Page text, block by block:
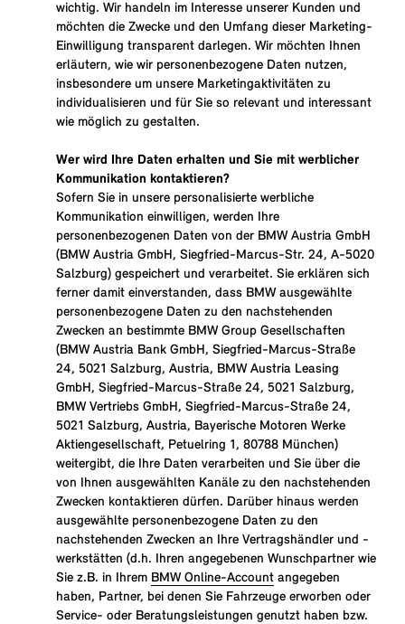
wichtig. Wir handeln im Interesse unserer Kunden und
möchten die Zwecke und den Umfang dieser Marketing-
Einwilligung transparent darlegen. Wir möchten Ihnen
erläutern, wie wir personenbezogene Daten nutzen,
insbesondere um unsere Marketingaktivitäten zu
individualisieren und für Sie so relevant und interessant
wie möglich zu gestalten.
Wer wird Ihre Daten erhalten und Sie mit werblicher
Kommunikation kontaktieren?
Sofern Sie in unsere personalisierte werbliche
Kommunikation einwilligen, werden Ihre
personenbezogenen Daten von der BMW Austria GmbH
(BMW Austria GmbH, Siegfried-Marcus-Str. 24, A-5020
Salzburg) gespeichert und verarbeitet. Sie erklären sich
ferner damit einverstanden, dass BMW ausgewählte
personenbezogene Daten zu den nachstehenden
Zwecken an bestimmte BMW Group Gesellschaften
(BMW Austria Bank GmbH, Siegfried-Marcus-Straße
24, 5021 Salzburg, Austria, BMW Austria Leasing
GmbH, Siegfried-Marcus-Straße 24, 5021 Salzburg,
BMW Vertriebs GmbH, Siegfried-Marcus-Straße 24,
5021 Salzburg, Austria, Bayerische Motoren Werke
Aktiengesellschaft, Petuelring 1, 80788 München)
weitergibt, die Ihre Daten verarbeiten und Sie über die
von Ihnen ausgewählten Kanäle zu den nachstehenden
Zwecken kontaktieren dürfen. Darüber hinaus werden
ausgewählte personenbezogene Daten zu den
nachstehenden Zwecken an Ihre Vertragshändler und -
werkstätten (d.h. Ihren angegebenen Wunschpartner wie
Sie z.B. in Ihrem BMW Online-Account angegeben
haben, Partner, bei denen Sie Fahrzeuge erworben oder
Service- oder Beratungsleistungen genutzt haben bzw.